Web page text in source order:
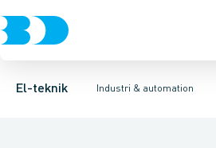
El-teknik Industri & automation
Afbrydere, stikkontakter &
Industristiksystemer
TrykknaphovedLystårn element,